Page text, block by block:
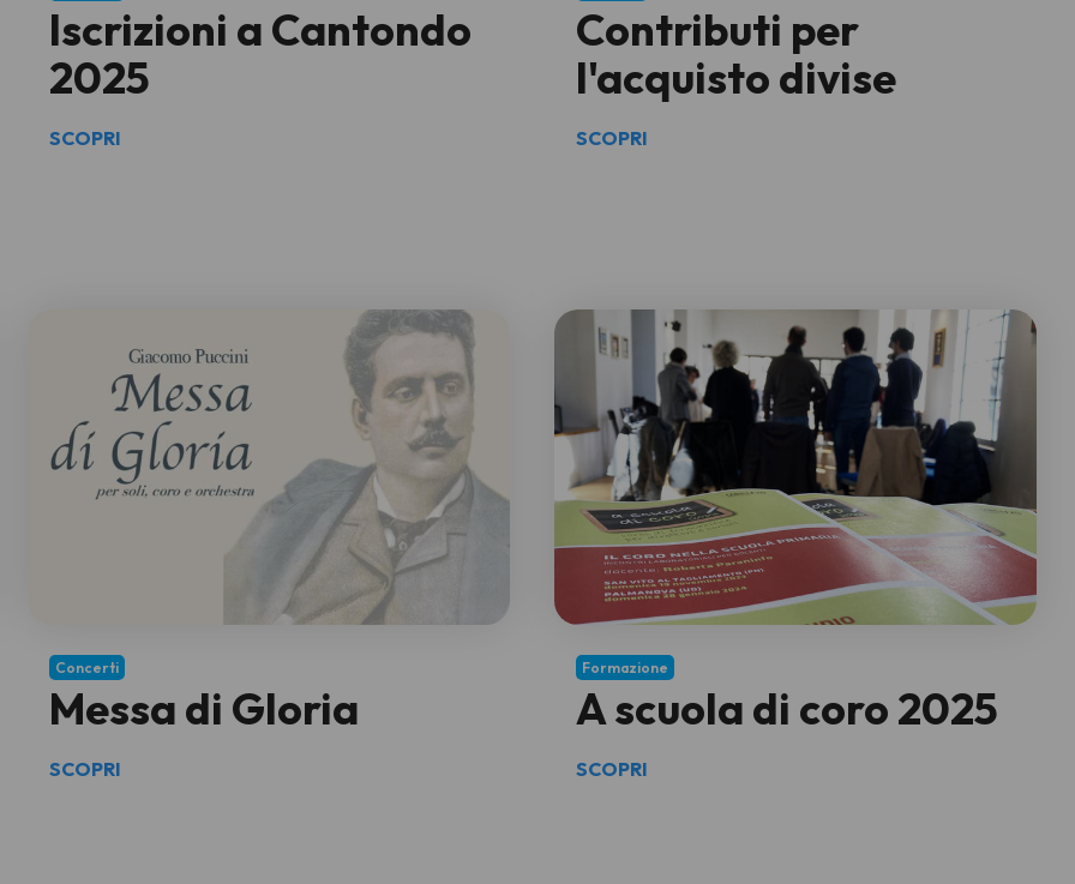
Iscrizioni a Cantondo
2025
SCOPRI
Contributi per
l'acquisto divise
SCOPRI
Messa di Gloria
Concerti
SCOPRI
A scuola di coro 2025
Formazione
SCOPRI